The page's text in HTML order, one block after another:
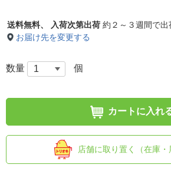
送料無料、 入荷次第出荷 約２～３週間で出
お届け先を変更する
数量 個
カートに入れ
店舗に取り置く（在庫・